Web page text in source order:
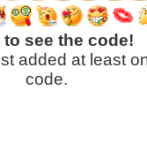
to see the code!
added at least
code.